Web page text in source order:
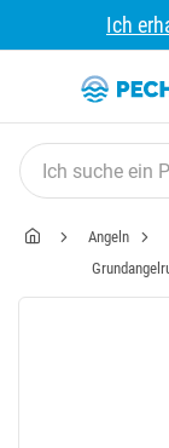
Ich
Angeln